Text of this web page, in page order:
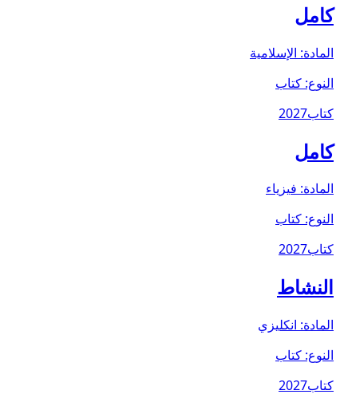
كامل
المادة: الإسلامية
النوع: كتاب
كتاب2027
كامل
المادة: فيزياء
النوع: كتاب
كتاب2027
النشاط
المادة: انكليزي
النوع: كتاب
كتاب2027